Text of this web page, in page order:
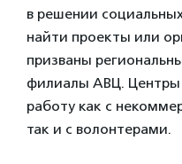
в решении
найти проекты или
призваны
филиалы АВЦ. Центры
работу как с
так и с волонтерами.